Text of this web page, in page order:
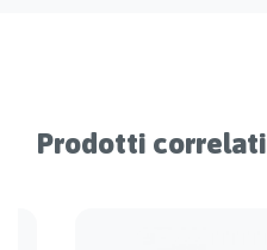
Prodotti correlati